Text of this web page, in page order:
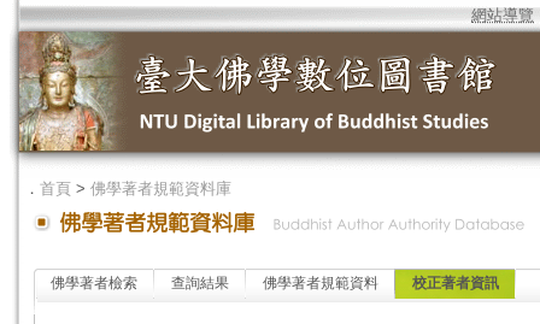
網站導覽
． 首頁 > 佛學著者規範資料庫
佛學著者檢索 查詢結果 佛學著者規範資料 校正著者資訊